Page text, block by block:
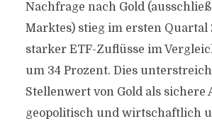
Nachfrage nach Gold
Marktes) stieg im ersten Quartal
starker ETF-Zuflüsse im
um 34 Prozent. Dies
Stellenwert von Gold als sichere
geopolitisch und wirtschaftlich